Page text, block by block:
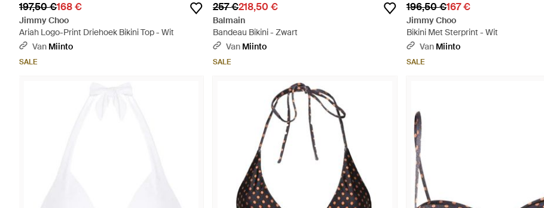
197,50 €168 €
Jimmy Choo
Ariah Logo-Print Driehoek Bikini Top - Wit
Van Miinto
SALE
257 €218,50 €
Balmain
Bandeau Bikini - Zwart
Van Miinto
SALE
196,50 €167 €
Jimmy Choo
Bikini Met Sterprint - Wit
Van Miinto
SALE